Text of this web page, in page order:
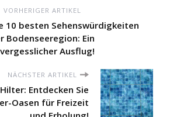
VORHERIGER ARTIKEL
10 besten Sehenswürdigkeiten
Bodenseeregion: Ein
Ausflug!
NÄCHSTER ARTIKEL
Entdecken Sie
Oasen für Freizeit